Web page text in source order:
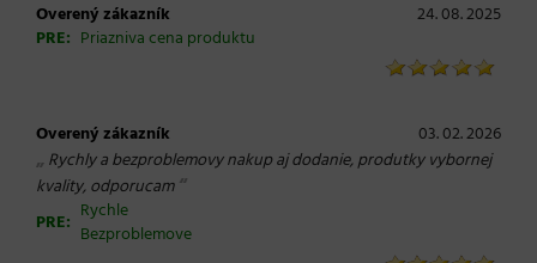
Overený zákazník
24. 08. 2025
PRE: Priazniva cena produktu
Overený zákazník 03. 02. 2026
„ Rychly a bezproblemovy nakup aj dodanie, produtky vybornej
kvality, odporucam“
PRE: Rychle
Bezproblemove